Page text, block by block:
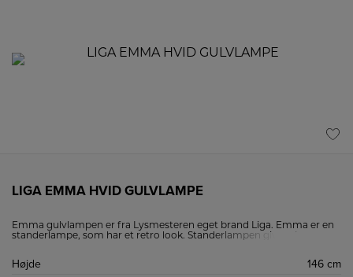
LIGA EMMA HVID GULVLAMPE
Emma gulvlampen er fra Lysmesteren eget brand Liga. Emma er en
standerlampe, som har et retro look. Standerlampen giver et
så du nemt kan tænde og slukke dem hver for sig.
Højde
146 cm